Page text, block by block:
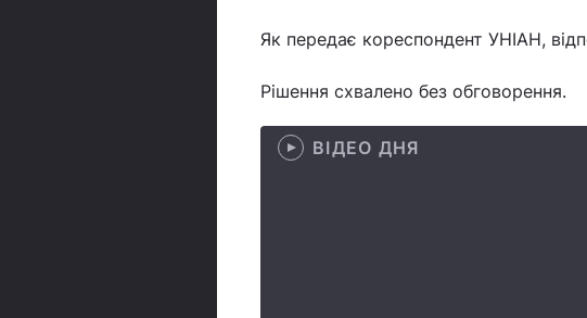
Як передає кореспондент УНІАН,
Рішення схвалено без обговорення.
ВІДЕО ДНЯ